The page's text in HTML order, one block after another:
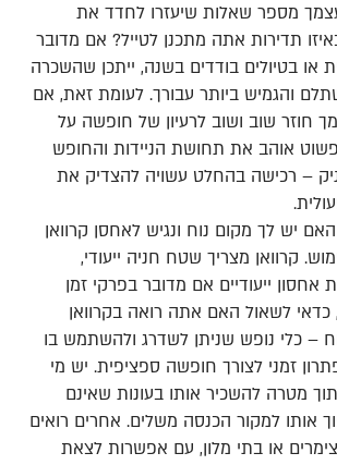
מספר שאלות שיעזרו לחדד את
תדירות אתה מתכנן לטייל? אם מדובר
בטיולים בודדים בשנה, ייתכן שהשכרה
והגמיש ביותר עבורך. לעומת זאת, אם
חוזר שוב ושוב לרעיון של חופשה על
אוהב את תחושת הניידות והחופש
– רכישה בהחלט עשויה להצדיק את
יש לך מקום נוח ונגיש לאחסן קרוואן
קרוואן מצריך שטח חניה ייעודי,
אחסון ייעודיים אם מדובר בפרקי זמן
כדאי לשאול האם אתה רואה בקרוואן
– כלי נופש שניתן לשדרג ולהשתמש בו
זמני לצורך חופשה ספציפית. יש מי
מטרה להשכיר אותו בעונות שאינם
אותו למקור הכנסה משלים. אחרים רואים
או בתי מלון, עם אפשרות לצאת